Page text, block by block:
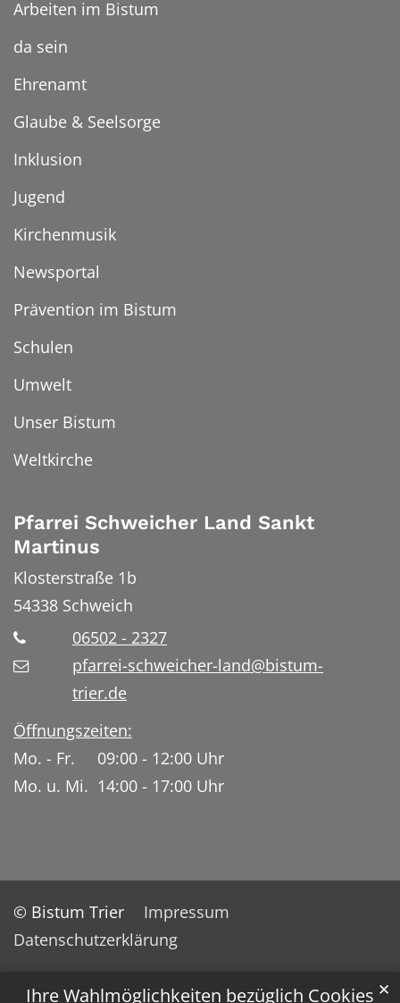
Ihre Wahlmöglichkeiten bezüglich Cookies ✕
Arbeiten im Bistum
da sein
Ehrenamt
Glaube & Seelsorge
Inklusion
Jugend
Kirchenmusik
Newsportal
Prävention im Bistum
Schulen
Umwelt
Unser Bistum
Weltkirche
Pfarrei Schweicher Land Sankt
Martinus
Klosterstraße 1b
54338 Schweich
06502 - 2327
pfarrei-schweicher-land@bistum-
trier.de
Öffnungszeiten:
Mo. - Fr. 09:00 - 12:00 Uhr
Mo. u. Mi. 14:00 - 17:00 Uhr
© Bistum Trier
Impressum
Datenschutzerklärung